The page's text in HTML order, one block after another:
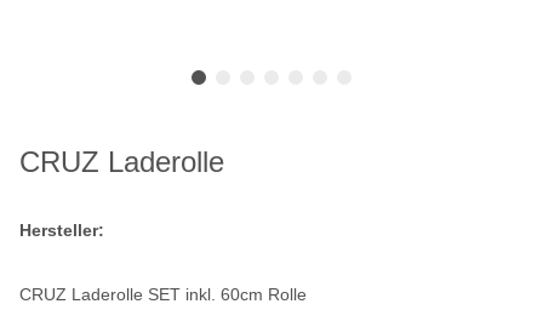
CRUZ Laderolle
Hersteller:
CRUZ Laderolle SET inkl. 60cm Rolle